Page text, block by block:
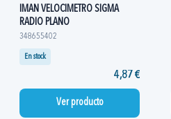
IMAN VELOCIMETRO SIGMA
RADIO PLANO
348655402
En stock
4,87 €
Ver producto